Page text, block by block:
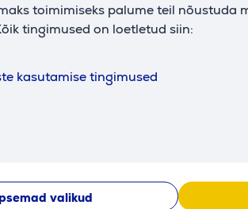
toimimiseks palume teil nõustuda
tingimused on loetletud siin:
kasutamise tingimused
valikud
.99 €
229.99 €
10